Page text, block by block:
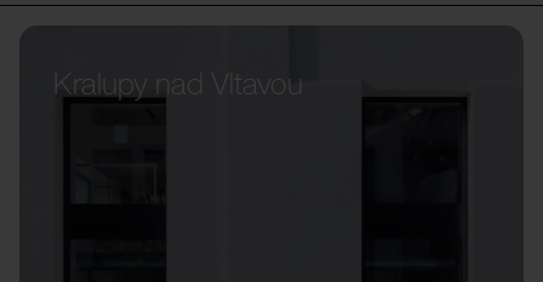
Kralupy nad Vltavou